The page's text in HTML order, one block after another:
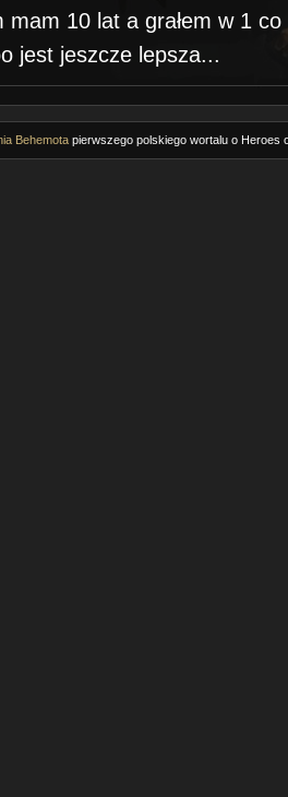
mam 10 lat a grałem w 1
jest jeszcze lepsza...
Behemotapierwszego polskiego wortalu o Heroes